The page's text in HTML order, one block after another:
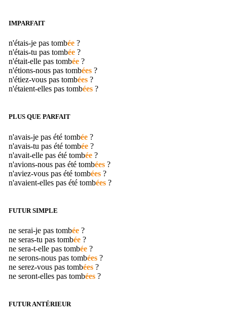
IMPARFAIT
n'étais-je pas tombée ?
n'étais-tu pas tombée ?
n'était-elle pas tombée ?
n'étions-nous pas tombées ?
n'étiez-vous pas tombées ?
n'étaient-elles pas tombées ?
PLUS QUE PARFAIT
n'avais-je pas été tombée ?
n'avais-tu pas été tombée ?
n'avait-elle pas été tombée ?
n'avions-nous pas été tombées ?
n'aviez-vous pas été tombées ?
n'avaient-elles pas été tombées ?
FUTUR SIMPLE
ne serai-je pas tombée ?
ne seras-tu pas tombée ?
ne sera-t-elle pas tombée ?
ne serons-nous pas tombées ?
ne serez-vous pas tombées ?
ne seront-elles pas tombées ?
FUTUR ANTÉRIEUR